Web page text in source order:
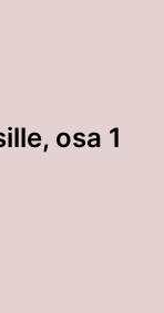
osa 1